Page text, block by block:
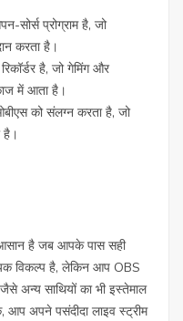
प्रोग्राम है, जो
करता है।
है, जो गेमिंग और
में आता है।
को संलग्न करता है, जो
है।
है जब आपके पास सही
विकल्प है, लेकिन आप OBS
साथियों का भी इस्तेमाल
आप अपने पसंदीदा लाइव स्ट्रीम